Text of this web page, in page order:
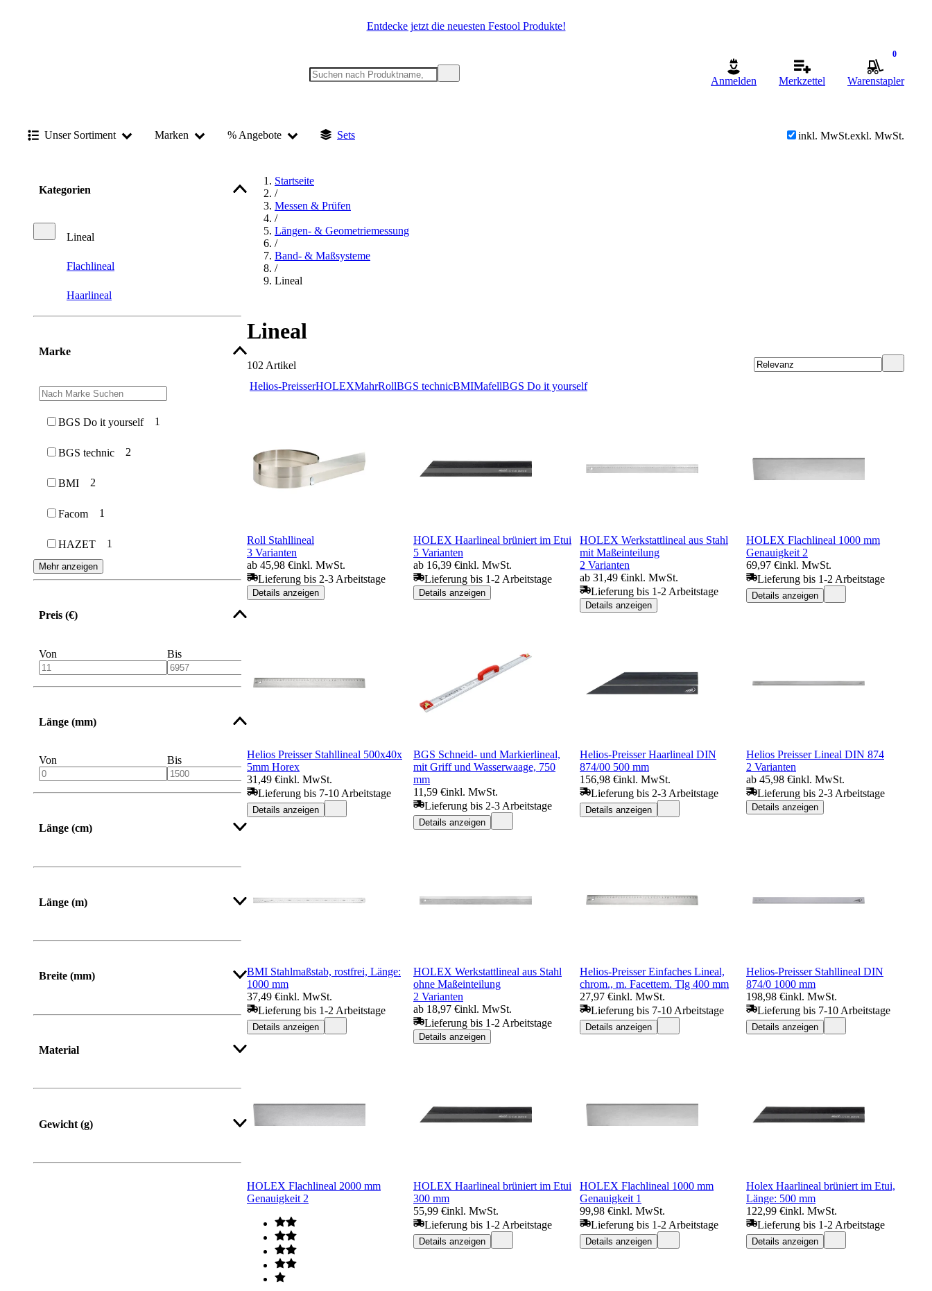
Entdecke jetzt die neuesten Festool Produkte!
Anmelden Merkzettel
0
Warenstapler
Unser Sortiment Marken % Angebote Sets inkl. MwSt.exkl. MwSt.
Kategorien
Lineal
Flachlineal
Haarlineal
Marke
BGS Do it yourself 1
BGS technic 2
BMI 2
Facom 1
HAZET 1
Mehr anzeigen
Preis (€)
Von Bis
Länge (mm)
Von Bis
Länge (cm)
Länge (m)
Breite (mm)
Von Bis
Material
Gewicht (g)
Startseite
/
Messen & Prüfen
/
Längen- & Geometriemessung
/
Band- & Maßsysteme
/
Lineal
Lineal
102 Artikel
Helios-PreisserHOLEXMahrRollBGS technicBMIMafellBGS Do it yourself
Roll Stahllineal
3 Varianten
ab 45,98 €inkl. MwSt.
Lieferung bis 2-3 Arbeitstage
Details anzeigen
HOLEX Haarlineal brüniert im Etui
5 Varianten
ab 16,39 €inkl. MwSt.
Lieferung bis 1-2 Arbeitstage
Details anzeigen
HOLEX Werkstattlineal aus Stahl
mit Maßeinteilung
2 Varianten
ab 31,49 €inkl. MwSt.
Lieferung bis 1-2 Arbeitstage
Details anzeigen
HOLEX Flachlineal 1000 mm
Genauigkeit 2
69,97 €inkl. MwSt.
Lieferung bis 1-2 Arbeitstage
Details anzeigen
Helios Preisser Stahllineal 500x40x
5mm Horex
31,49 €inkl. MwSt.
Lieferung bis 7-10 Arbeitstage
Details anzeigen
BGS Schneid- und Markierlineal,
mit Griff und Wasserwaage, 750
mm
11,59 €inkl. MwSt.
Lieferung bis 2-3 Arbeitstage
Details anzeigen
Helios-Preisser Haarlineal DIN
874/00 500 mm
156,98 €inkl. MwSt.
Lieferung bis 2-3 Arbeitstage
Details anzeigen
Helios Preisser Lineal DIN 874
2 Varianten
ab 45,98 €inkl. MwSt.
Lieferung bis 2-3 Arbeitstage
Details anzeigen
BMI Stahlmaßstab, rostfrei, Länge:
1000 mm
37,49 €inkl. MwSt.
Lieferung bis 1-2 Arbeitstage
Details anzeigen
HOLEX Werkstattlineal aus Stahl
ohne Maßeinteilung
2 Varianten
ab 18,97 €inkl. MwSt.
Lieferung bis 1-2 Arbeitstage
Details anzeigen
Helios-Preisser Einfaches Lineal,
chrom., m. Facettem. Tlg 400 mm
27,97 €inkl. MwSt.
Lieferung bis 7-10 Arbeitstage
Details anzeigen
Helios-Preisser Stahllineal DIN
874/0 1000 mm
198,98 €inkl. MwSt.
Lieferung bis 7-10 Arbeitstage
Details anzeigen
HOLEX Flachlineal 2000 mm
Genauigkeit 2
HOLEX Haarlineal brüniert im Etui
300 mm
55,99 €inkl. MwSt.
Lieferung bis 1-2 Arbeitstage
Details anzeigen
HOLEX Flachlineal 1000 mm
Genauigkeit 1
99,98 €inkl. MwSt.
Lieferung bis 1-2 Arbeitstage
Details anzeigen
Holex Haarlineal brüniert im Etui,
Länge: 500 mm
122,99 €inkl. MwSt.
Lieferung bis 1-2 Arbeitstage
Details anzeigen